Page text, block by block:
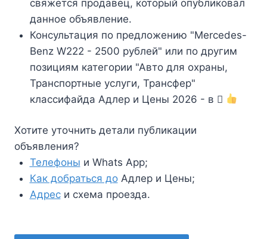
свяжется продавец, который опубликовал
данное объявление.
Консультация по предложению "Mercedes-
Benz W222 - 2500 рублей" или по другим
позициям категории "Авто для охраны,
Транспортные услуги, Трансфер"
классифайда Адлер и Цены 2026 - в
Хотите уточнить детали публикации
объявления?
Телефоны и Whats App;
Как добраться доАдлер и Цены;
Адреси схема проезда.